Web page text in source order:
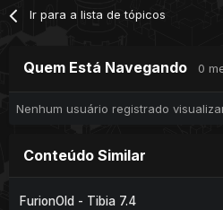
Ir para a lista de tópicos
Quem Está Navegando 0
Nenhum usuário registrado
Conteúdo Similar
FurionOld - Tibia 7.4